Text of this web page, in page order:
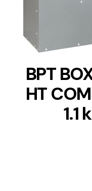
BPT
HT
1.1